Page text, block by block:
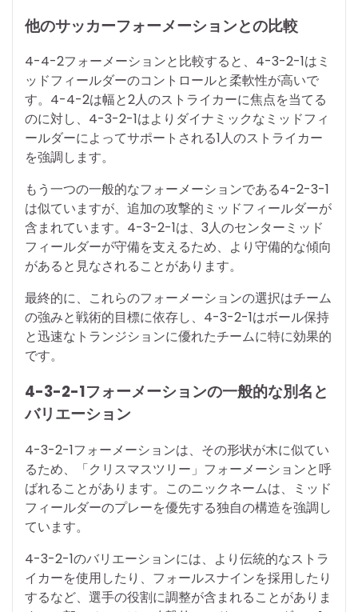
他のサッカーフォーメーションとの比較
4-4-2フォーメーションと比較すると、4-3-2-1はミ
ッドフィールダーのコントロールと柔軟性が高いで
す。4-4-2は幅と2人のストライカーに焦点を当てる
のに対し、4-3-2-1はよりダイナミックなミッドフィ
ールダーによってサポートされる1人のストライカー
を強調します。
もう一つの一般的なフォーメーションである4-2-3-1
は似ていますが、追加の攻撃的ミッドフィールダーが
含まれています。4-3-2-1は、3人のセンターミッド
フィールダーが守備を支えるため、より守備的な傾向
があると見なされることがあります。
最終的に、これらのフォーメーションの選択はチーム
の強みと戦術的目標に依存し、4-3-2-1はボール保持
と迅速なトランジションに優れたチームに特に効果的
です。
4-3-2-1フォーメーションの一般的な別名と
バリエーション
4-3-2-1フォーメーションは、その形状が木に似てい
るため、「クリスマスツリー」フォーメーションと呼
ばれることがあります。このニックネームは、ミッド
フィールダーのプレーを優先する独自の構造を強調し
ています。
4-3-2-1のバリエーションには、より伝統的なストラ
イカーを使用したり、フォールスナインを採用したり
するなど、選手の役割に調整が含まれることがありま